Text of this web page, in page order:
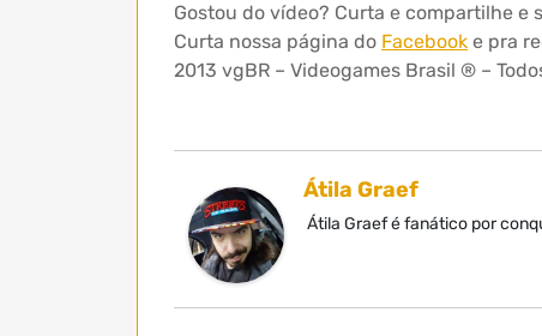
Gostou do vídeo? Curta e compartilhe e
Curta nossa página do Facebook e pra
2013 vgBR – Videogames Brasil ® –
Átila Graef
Átila Graef é fanático por